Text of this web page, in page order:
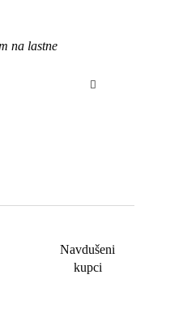
na lastne
Navdušeni
kupci